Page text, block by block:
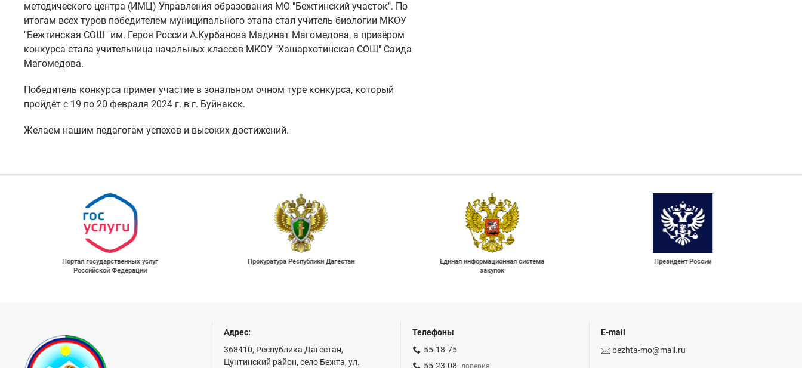
методического центра (ИМЦ) Управления образования МО "Бежтинский участок". По
итогам всех туров победителем муниципального этапа стал учитель биологии МКОУ
"Бежтинская СОШ" им. Героя России А.Курбанова Мадинат Магомедова, а призёром
конкурса стала учительница начальных классов МКОУ "Хашархотинская СОШ" Саида
Магомедова.
Победитель конкурса примет участие в зональном очном туре конкурса, который
пройдёт с 19 по 20 февраля 2024 г. в г. Буйнакск.
Желаем нашим педагогам успехов и высоких достижений.
Президент России
Портал государственных услуг
Российской Федерации
Прокуратура Республики Дагестан
Единая информационная система
закупок
Адрес:
368410, Республика Дагестан,
Цунтинский район, село Бежта, ул.
Телефоны
55-18-75
55-23-08
доверия
E-mail
bezhta-mo@mail.ru